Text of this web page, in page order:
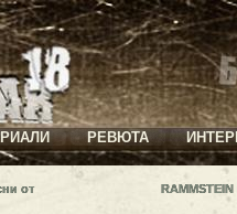
РЕВЮТА
от